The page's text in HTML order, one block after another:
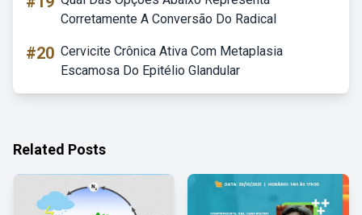
Corretamente A Conversão Do Radical
#20 Cervicite Crônica Ativa Com Metaplasia
Escamosa Do Epitélio Glandular
Related Posts